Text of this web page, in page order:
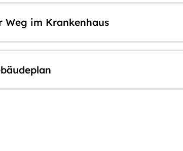
Weg im Krankenhaus